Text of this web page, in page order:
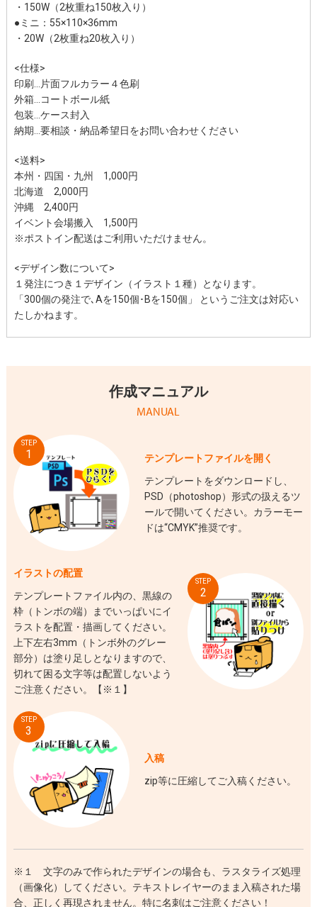
・150W（2枚重ね150枚入り）
●ミニ：55×110×36mm
・20W（2枚重ね20枚入り）
<仕様>
印刷…片面フルカラー４色刷
外箱…コートボール紙
包装…ケース封入
納期…要相談・納品希望日をお問い合わせください
<送料>
本州・四国・九州 1,000円
北海道 2,000円
沖縄 2,400円
イベント会場搬入 1,500円
※ポストイン配送はご利用いただけません。
<デザイン数について>
１発注につき１デザイン（イラスト１種）となります。
「300個の発注で､Aを150個･Bを150個」 というご注文は対応い
たしかねます。
作成マニュアル
MANUAL
STEP
1
テンプレートファイルを開く
テンプレートをダウンロードし、
PSD（photoshop）形式の扱えるツ
ールで開いてください。カラーモー
ドは“CMYK”推奨です。
STEP
2
イラストの配置
テンプレートファイル内の、黒線の
枠（トンボの端）までいっぱいにイ
ラストを配置・描画してください。
上下左右3mm（トンボ外のグレー
部分）は塗り足しとなりますので、
切れて困る文字等は配置しないよう
ご注意ください。【※１】
STEP
3
入稿
zip等に圧縮してご入稿ください。
※１ 文字のみで作られたデザインの場合も、ラスタライズ処理
（画像化）してください。テキストレイヤーのまま入稿された場
合、正しく再現されません。特に名刺はご注意ください！